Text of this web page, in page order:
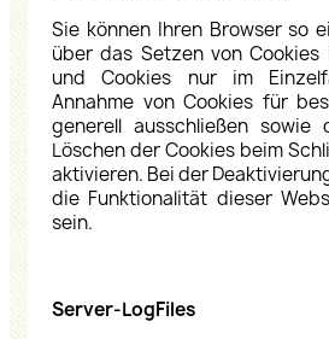
Sie können Ihren Browser so
über das Setzen von
und Cookies nur im
Annahme von Cookies für
generell ausschließen sowie
Löschen der Cookies beim
aktivieren. Bei der
die Funktionalität dieser
sein.
Server-LogFiles